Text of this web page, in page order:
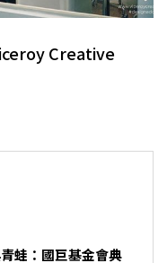
Creative
青蛙：國巨基金會典